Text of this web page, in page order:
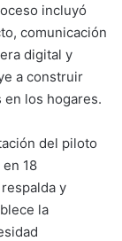
incluyó
comunicación
digital y
a construir
los hogares.
del piloto
18
y
la